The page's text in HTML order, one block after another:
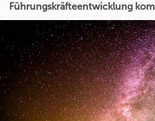
Führungskräfteentwicklung